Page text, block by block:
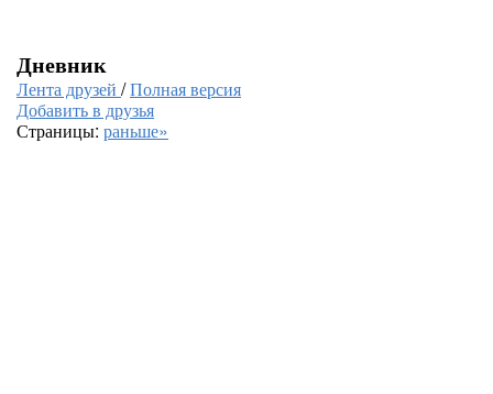
Дневник
Лента друзей /Полная версия
Добавить в друзья
Страницы: раньше»